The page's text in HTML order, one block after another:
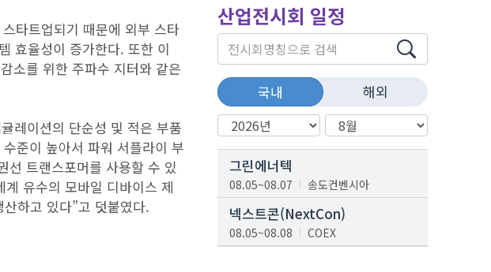
타트업되기 때문에 외부 스타
효율성이 증가한다. 또한 이
소를 위한 주파수 지터와 같은
레이션의 단순성 및 적은 부품
준이 높아서 파워 서플라이 부
선 트랜스포머를 사용할 수 있
유수의 모바일 디바이스 제
하고 있다”고 덧붙였다.
산업전시회 일정
국내 해외
그린에너텍
08.05~08.07 송도컨벤시아
넥스트콘(NextCon)
08.05~08.08 COEX